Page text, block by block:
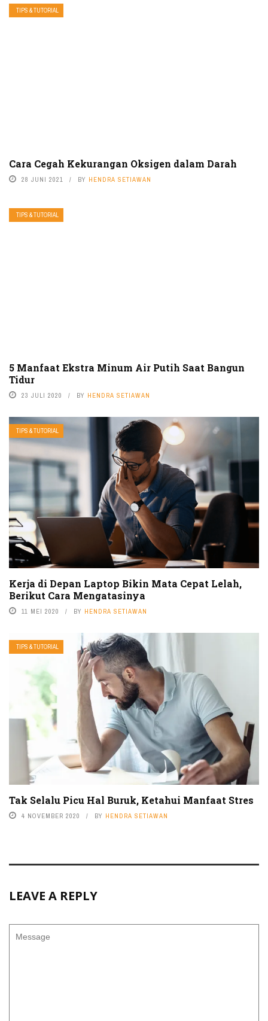
TIPS & TUTORIAL
Cara Cegah Kekurangan Oksigen dalam Darah
28 JUNI 2021 BY HENDRA SETIAWAN
TIPS & TUTORIAL
5 Manfaat Ekstra Minum Air Putih Saat Bangun
Tidur
23 JULI 2020 BY HENDRA SETIAWAN
TIPS & TUTORIAL
Kerja di Depan Laptop Bikin Mata Cepat Lelah,
Berikut Cara Mengatasinya
11 MEI 2020 BY HENDRA SETIAWAN
TIPS & TUTORIAL
Tak Selalu Picu Hal Buruk, Ketahui Manfaat Stres
4 NOVEMBER 2020 BY HENDRA SETIAWAN
LEAVE A REPLY